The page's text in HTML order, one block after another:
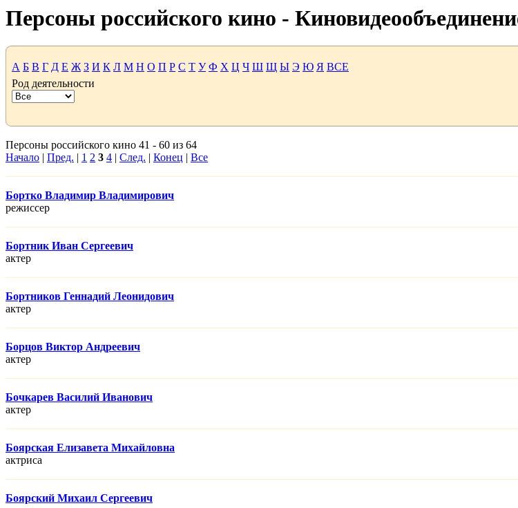
Персоны российского кино -
А Б В Г Д Е Ж З И К Л М Н О П Р С Т У Ф Х Ц Ч Ш Щ Ы Э Ю Я ВСЕ
Род деятельности
Персоны российского кино 41 - 60 из 64
Начало | Пред. | 1 2 3 4 | След. | Конец | Все
Бортко Владимир Владимирович
режисcер
Бортник Иван Сергеевич
актер
Бортников Геннадий Леонидович
актер
Борцов Виктор Андреевич
актер
Бочкарев Василий Иванович
актер
Боярская Елизавета Михайловна
актриса
Боярский Михаил Сергеевич